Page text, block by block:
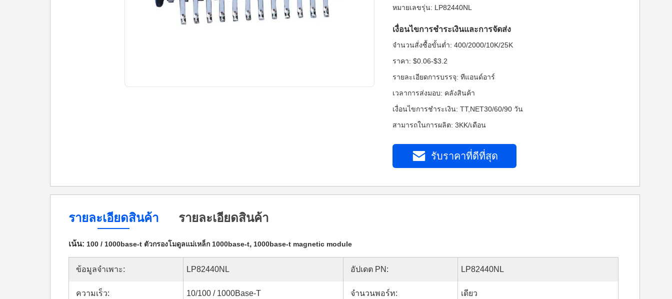
หมายเลขรุ่น: LP82440NL
เงื่อนไขการชำระเงินและการจัดส่ง
จำนวนสั่งซื้อขั้นต่ำ: 400/2000/10K/25K
ราคา: $0.06-$3.2
รายละเอียดการบรรจุ: ทีแอนด์อาร์
เวลาการส่งมอบ: คลังสินค้า
เงื่อนไขการชำระเงิน: TT,NET30/60/90 วัน
สามารถในการผลิต: 3KK/เดือน
รับราคาที่ดีที่สุด
รายละเอียดสินค้า รายละเอียดสินค้า
เน้น: 100 / 1000base-t ตัวกรองโมดูลแม่เหล็ก 1000base-t, 1000base-t magnetic module
ข้อมูลจำเพาะ: LP82440NL อัปเดต PN: LP82440NL
ความเร็ว: 10/100 / 1000Base-T จำนวนพอร์ท: เดียว